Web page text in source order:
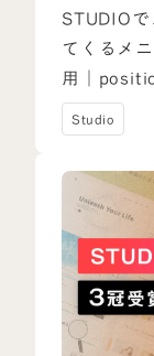
STUDIO
てくるメ
用｜
Studio